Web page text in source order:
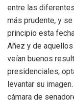
entre las
más prudente, y
principio esta
Añez y de
veían buenos
presidenciales,
levantar su
cámara de